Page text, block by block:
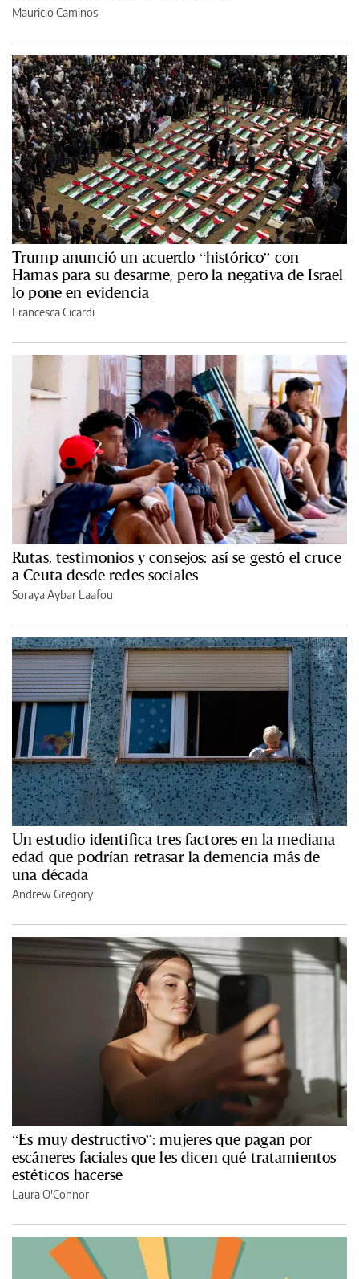
Mauricio Caminos
Trump anunció un acuerdo “histórico” con
Hamas para su desarme, pero la negativa de Israel
lo pone en evidencia
Francesca Cicardi
Rutas, testimonios y consejos: así se gestó el cruce
a Ceuta desde redes sociales
Soraya Aybar Laafou
Un estudio identifica tres factores en la mediana
edad que podrían retrasar la demencia más de
una década
Andrew Gregory
“Es muy destructivo”: mujeres que pagan por
escáneres faciales que les dicen qué tratamientos
estéticos hacerse
Laura O'Connor